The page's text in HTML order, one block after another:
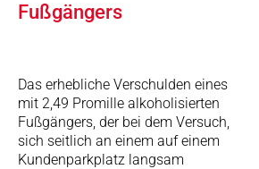
Fußgängers
Das erhebliche Verschulden eines
mit 2,49 Promille alkoholisierten
Fußgängers, der bei dem Versuch,
sich seitlich an einem auf einem
Kundenparkplatz langsam